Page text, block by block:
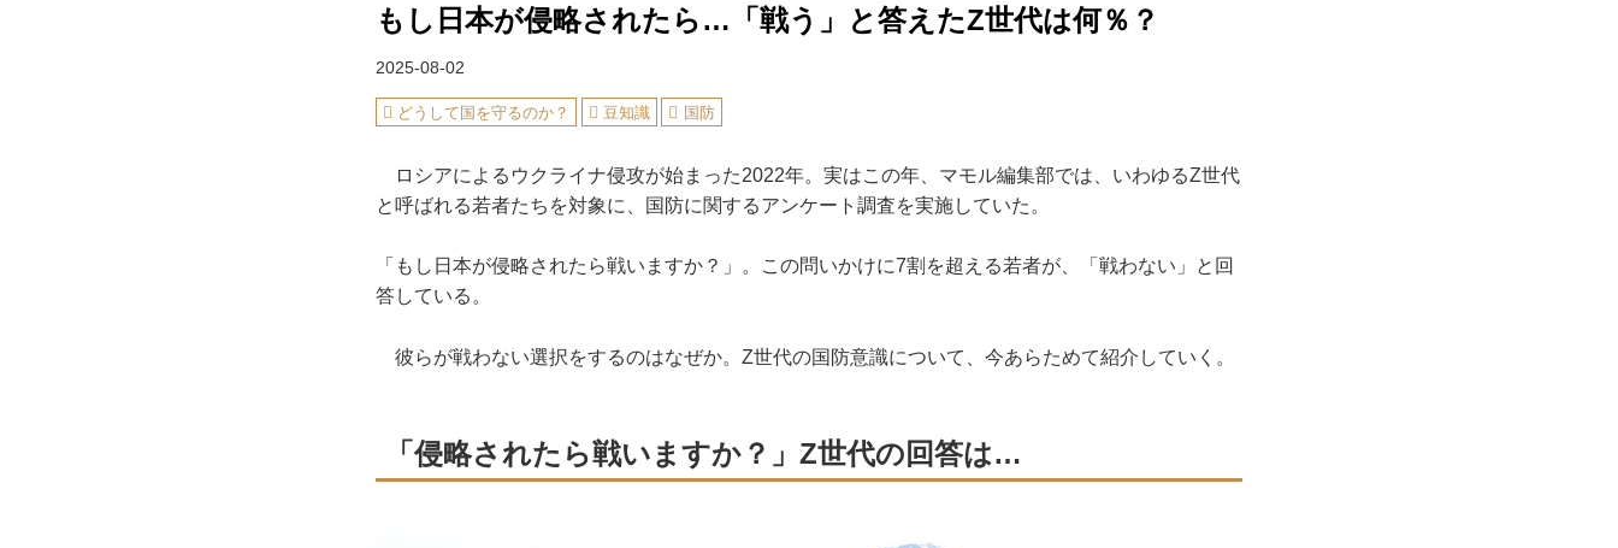
もし日本が侵略されたら…「戦う」と答えたZ世代は何％？
2025-08-02
どうして国を守るのか？ 豆知識 国防
ロシアによるウクライナ侵攻が始まった2022年。実はこの年、マモル編集部では、いわゆるZ世代
と呼ばれる若者たちを対象に、国防に関するアンケート調査を実施していた。
「もし日本が侵略されたら戦いますか？」。この問いかけに7割を超える若者が、「戦わない」と回
答している。
彼らが戦わない選択をするのはなぜか。Z世代の国防意識について、今あらためて紹介していく。
「侵略されたら戦いますか？」Z世代の回答は…